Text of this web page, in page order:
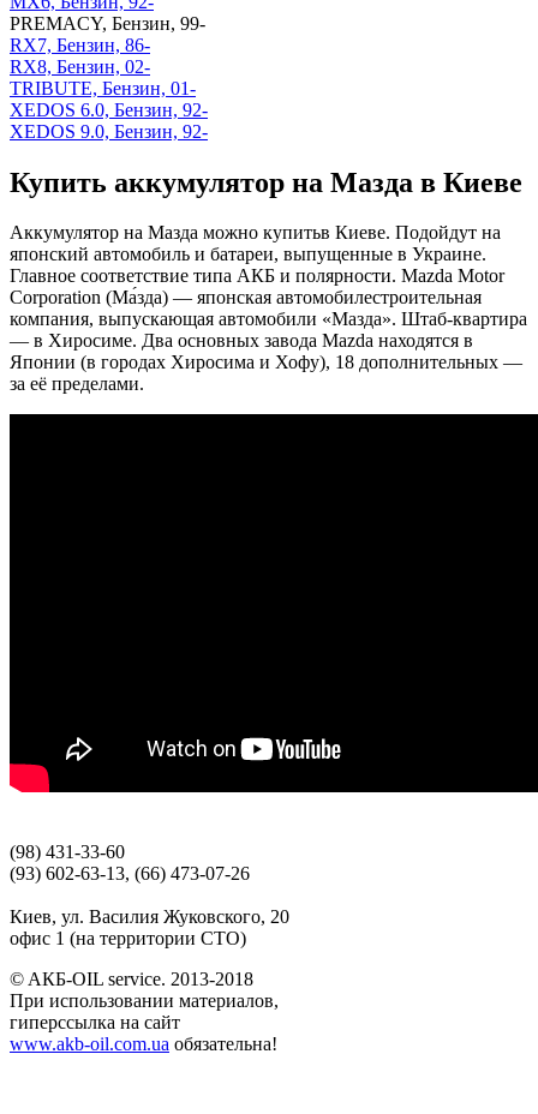
PREMACY, Бензин, 99-
RX7, Бензин, 86-
RX8, Бензин, 02-
TRIBUTE, Бензин, 01-
XEDOS 6.0, Бензин, 92-
XEDOS 9.0, Бензин, 92-
Купить аккумулятор на Мазда в Киеве
Аккумулятор на Мазда можно купитьв Киеве. Подойдут на
японский автомобиль и батареи, выпущенные в Украине.
Главное соответствие типа АКБ и полярности. Mazda Motor
Corporation (Ма́зда) — японская автомобилестроительная
компания, выпускающая автомобили «Мазда». Штаб-квартира
— в Хиросиме. Два основных завода Mazda находятся в
Японии (в городах Хиросима и Хофу), 18 дополнительных —
за её пределами.
(98) 431-33-60
(93) 602-63-13, (66) 473-07-26
Киев, ул. Василия Жуковского, 20
офис 1 (на территории СТО)
© AКБ-OIL service. 2013-2018
При использовании материалов,
гиперссылка на сайт
www.akb-oil.com.ua обязательна!